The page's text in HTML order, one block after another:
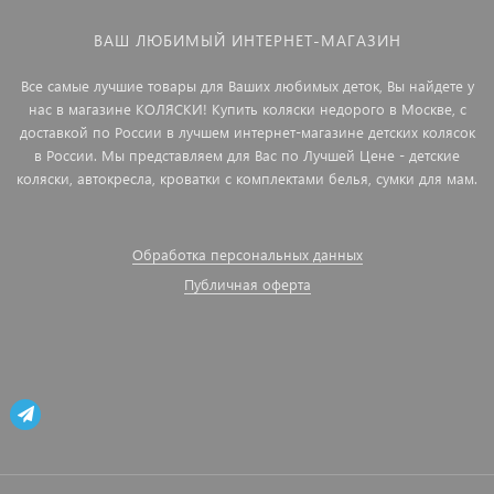
ВАШ ЛЮБИМЫЙ ИНТЕРНЕТ-МАГАЗИН
Все самые лучшие товары для Ваших любимых деток, Вы найдете у
нас в магазине КОЛЯСКИ! Купить коляски недорого в Москве, с
доставкой по России в лучшем интернет-магазине детских колясок
в России. Мы представляем для Вас по Лучшей Цене - детские
коляски, автокресла, кроватки с комплектами белья, сумки для мам.
Обработка персональных данных
Публичная оферта